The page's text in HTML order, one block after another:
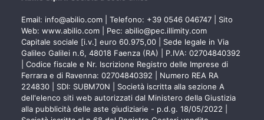
Email: info@abilio.com | Telefono: +39 0546 046747 | Sito
Web: www.abilio.com | Pec: abilio@pec.illimity.com
Capitale sociale [i.v.] euro 60.975,00 | Sede legale in Via
Galileo Galilei n.6, 48018 Faenza (RA) | P.IVA: 02704840392
| Codice fiscale e Nr. Iscrizione Registro delle Imprese di
Ferrara e di Ravenna: 02704840392 | Numero REA RA
224830 | SDI: SUBM70N | Società iscritta alla sezione A
dell'elenco siti web autorizzati dal Ministero della Giustizia
alla pubblicità delle aste giudiziarie - p.d.g. 18/05/2022 |